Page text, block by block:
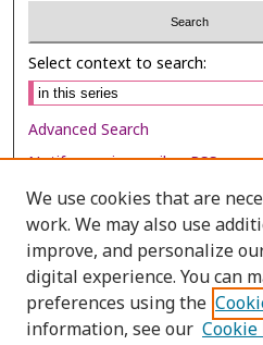
Select context to search:
Advanced Search
Notify me via email orRSS
Browse
Collections
Disciplines
Authors
We use cookies that are
work. We may also use
improve, and personalize
digital experience. You can
preferences using the
information, see our Cookie